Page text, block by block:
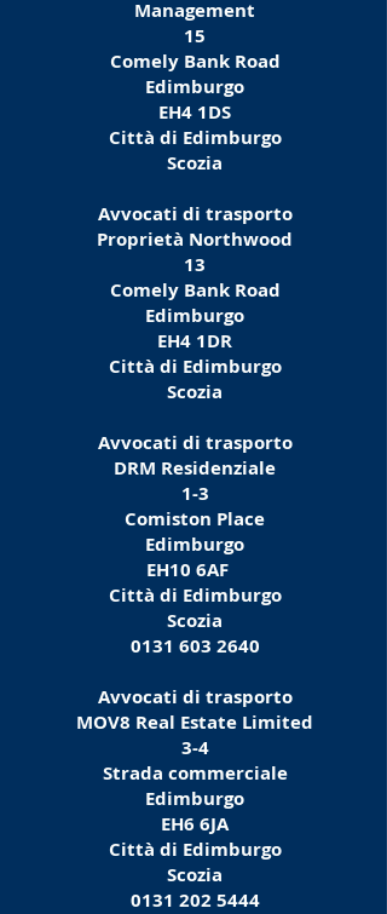
Management
15
Comely Bank Road
Edimburgo
EH4 1DS
Città di Edimburgo
Scozia
Avvocati di trasporto
Proprietà Northwood
13
Comely Bank Road
Edimburgo
EH4 1DR
Città di Edimburgo
Scozia
Avvocati di trasporto
DRM Residenziale
1-3
Comiston Place
Edimburgo
EH10 6AF
Città di Edimburgo
Scozia
0131 603 2640
Avvocati di trasporto
MOV8 Real Estate Limited
3-4
Strada commerciale
Edimburgo
EH6 6JA
Città di Edimburgo
Scozia
0131 202 5444